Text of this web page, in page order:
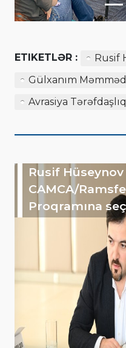
ETIKETLƏR :
Rusif
Gülxanım
Avrasiya
Rusif Hüseynov
CAMCA/
Proqramına